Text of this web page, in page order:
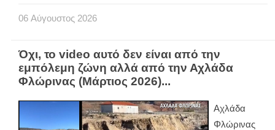
06 Αύγουστος 2026
Όχι, το video αυτό δεν είναι από την
εμπόλεμη ζώνη αλλά από την Αχλάδα
Φλώρινας (Μάρτιος 2026)...
Αχλάδα
Φλώρινας